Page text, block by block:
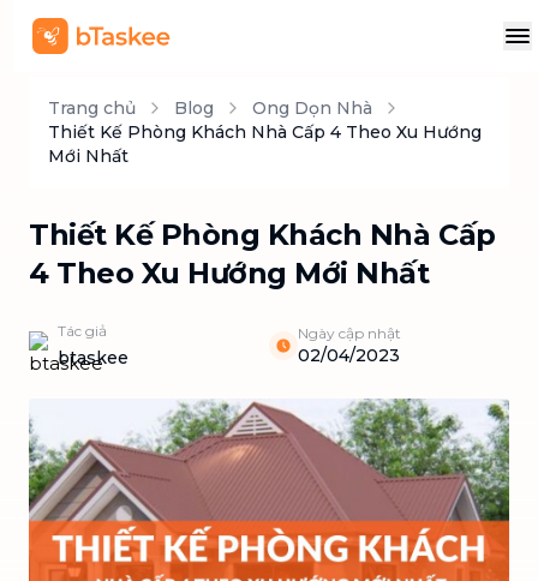
Trang chủ Blog
Ong Dọn Nhà
Thiết Kế Phòng Khách Nhà Cấp 4 Theo Xu Hướng
Mới Nhất
Thiết Kế Phòng Khách Nhà Cấp
4 Theo Xu Hướng Mới Nhất
Tác giả
btaskee
Ngày cập nhật
02/04/2023